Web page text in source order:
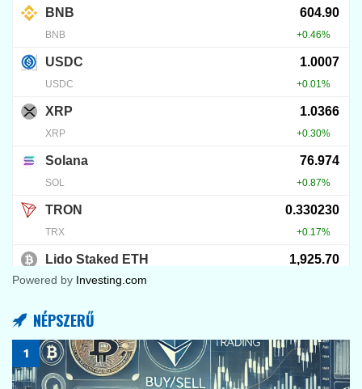
Powered by Investing.com
NÉPSZERŰ